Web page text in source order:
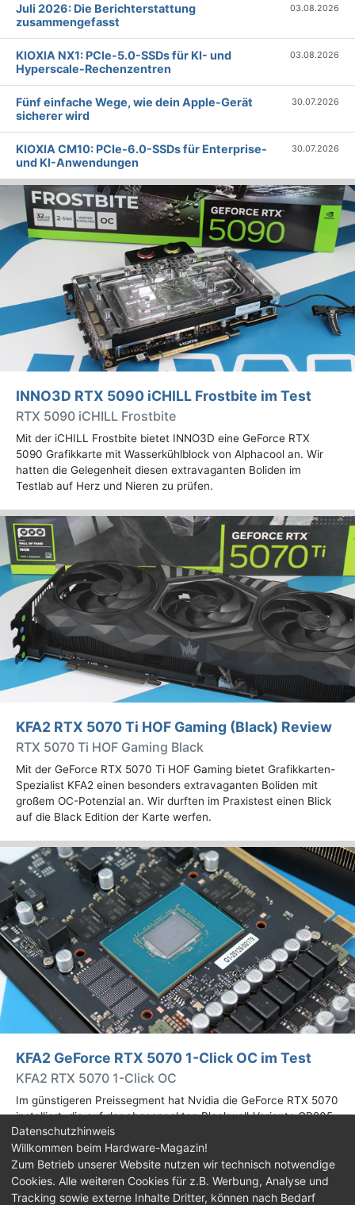
Juli 2026: Die Bericht­erstattung
zusammengefasst
03.08.2026
KIOXIA NX1: PCIe-5.0-SSDs für KI- und
Hyperscale-Rechenzentren
03.08.2026
Fünf einfache Wege, wie dein Apple-Gerät
sicherer wird
30.07.2026
KIOXIA CM10: PCIe-6.0-SSDs für Enterprise-
und KI-Anwendungen
30.07.2026
INNO3D RTX 5090 iCHILL Frostbite im Test
RTX 5090 iCHILL Frostbite
Mit der iCHILL Frostbite bietet INNO3D eine GeForce RTX
5090 Grafikkarte mit Wasserkühlblock von Alphacool an. Wir
hatten die Gelegenheit diesen extravaganten Boliden im
Testlab auf Herz und Nieren zu prüfen.
KFA2 RTX 5070 Ti HOF Gaming (Black) Review
RTX 5070 Ti HOF Gaming Black
Mit der GeForce RTX 5070 Ti HOF Gaming bietet Grafikkarten-
Spezialist KFA2 einen besonders extravaganten Boliden mit
großem OC-Potenzial an. Wir durften im Praxistest einen Blick
auf die Black Edition der Karte werfen.
KFA2 GeForce RTX 5070 1-Click OC im Test
KFA2 RTX 5070 1-Click OC
Im günstigeren Preissegment hat Nvidia die GeForce RTX 5070
installiert, die auf der abgespeckten Blackwell-Variante GB205
basiert. Wir haben uns ein Custom-Design von Hersteller KFA2
im Test genauer angesehen.
Impressum| Kontakt |Jobs |Datenschutz |
Datenschutzhinweis
Willkommen beim Hardware-Magazin!
Zum Betrieb unserer Website nutzen wir technisch notwendige
Cookies. Alle weiteren Cookies für z.B. Werbung, Analyse und
Tracking sowie externe Inhalte Dritter, können nach Bedarf